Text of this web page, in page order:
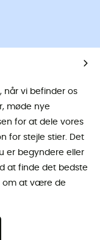
når vi befinder os
møde nye
for at dele vores
for stejle stier. Det
er begyndere eller
at finde det bedste
om at være de